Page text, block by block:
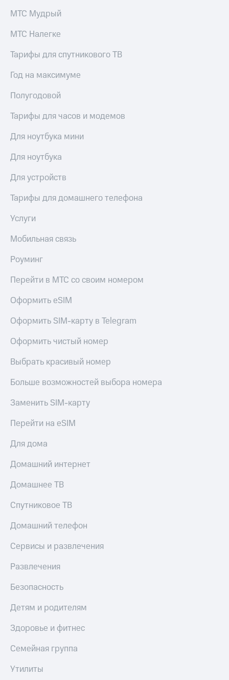
МТС Мудрый
МТС Налегке
Тарифы для спутникового ТВ
Год на максимуме
Полугодовой
Тарифы для часов и модемов
Для ноутбука мини
Для ноутбука
Для устройств
Тарифы для домашнего телефона
Услуги
Мобильная связь
Роуминг
Перейти в МТС со своим номером
Оформить eSIM
Оформить SIM-карту в Telegram
Оформить чистый номер
Выбрать красивый номер
Больше возможностей выбора номера
Заменить SIM-карту
Перейти на eSIM
Для дома
Домашний интернет
Домашнее ТВ
Спутниковое ТВ
Домашний телефон
Сервисы и развлечения
Развлечения
Безопасность
Детям и родителям
Здоровье и фитнес
Семейная группа
Утилиты